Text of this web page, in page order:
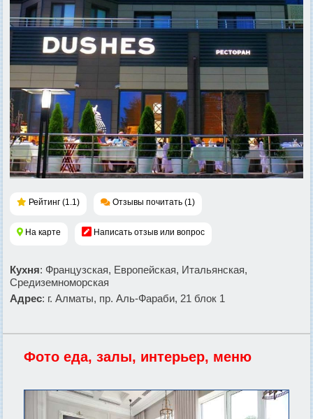
Рейтинг (1.1) Отзывы почитать (1)
На карте Написать отзыв или вопрос
Кухня: Французская, Европейская, Итальянская,
Средиземноморская
Адрес: г. Алматы, пр. Аль-Фараби, 21 блок 1
Фото еда, залы, интерьер, меню